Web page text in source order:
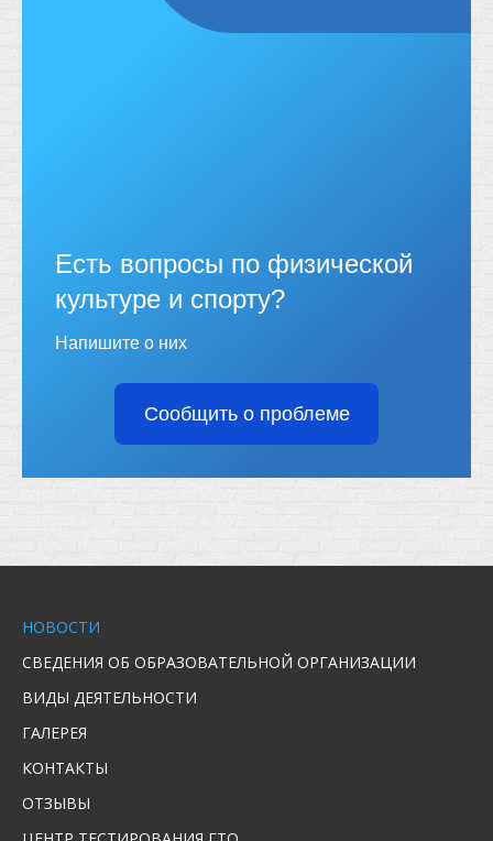
Есть вопросы по физической
культуре и спорту?
Напишите о них
Сообщить о проблеме
НОВОСТИ
СВЕДЕНИЯ ОБ ОБРАЗОВАТЕЛЬНОЙ ОРГАНИЗАЦИИ
ВИДЫ ДЕЯТЕЛЬНОСТИ
ГАЛЕРЕЯ
КОНТАКТЫ
ОТЗЫВЫ